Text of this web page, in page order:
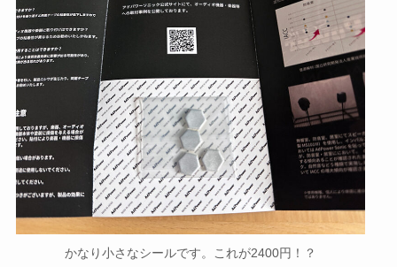
かなり小さなシールです。これが2400円！？